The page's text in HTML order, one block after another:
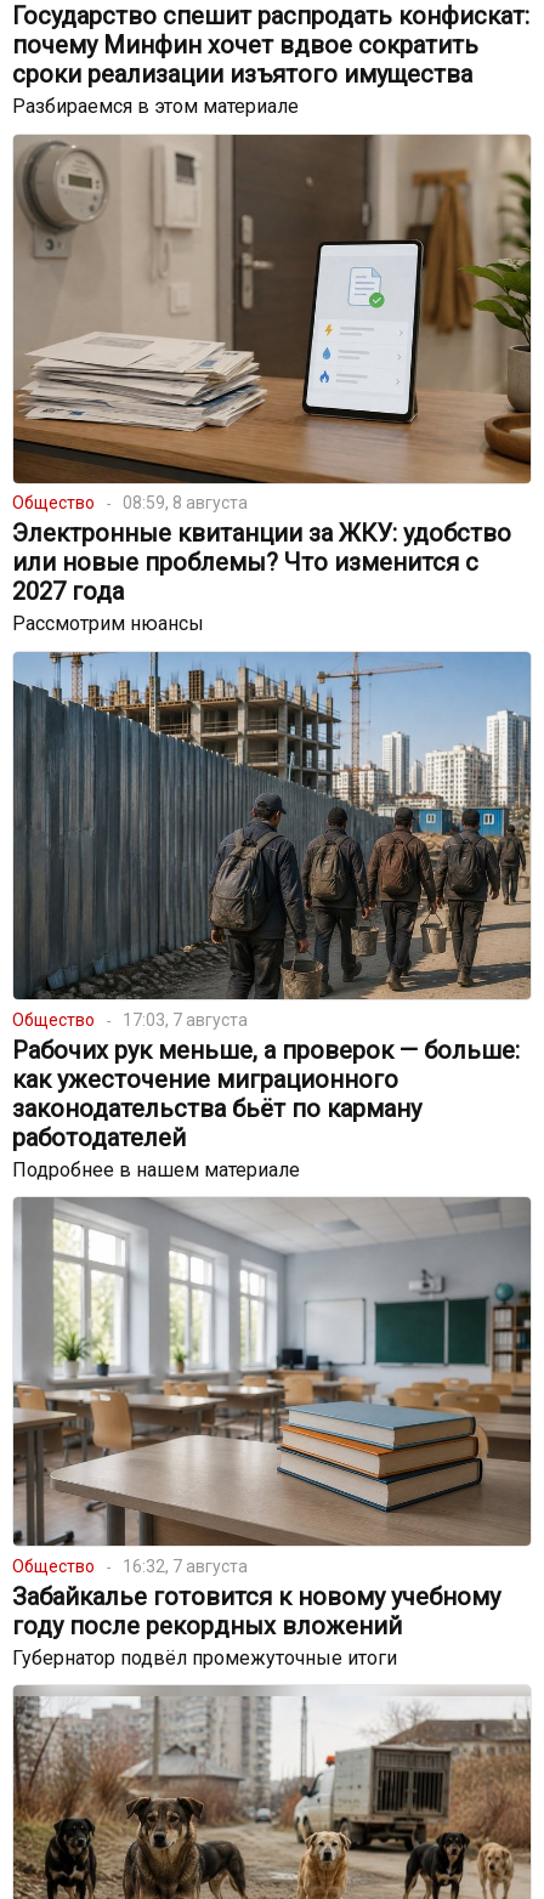
Государство спешит распродать конфискат:
почему Минфин хочет вдвое сократить
сроки реализации изъятого имущества
Разбираемся в этом материале
Общество 08:59, 8 августа
Электронные квитанции за ЖКУ: удобство
или новые проблемы? Что изменится с
2027 года
Рассмотрим нюансы
Общество 17:03, 7 августа
Рабочих рук меньше, а проверок — больше:
как ужесточение миграционного
законодательства бьёт по карману
работодателей
Подробнее в нашем материале
Общество 16:32, 7 августа
Забайкалье готовится к новому учебному
году после рекордных вложений
Губернатор подвёл промежуточные итоги